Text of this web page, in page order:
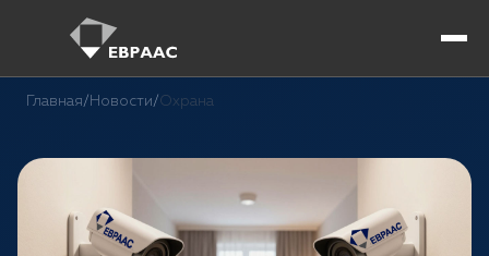
Главная/ Новости/Охрана